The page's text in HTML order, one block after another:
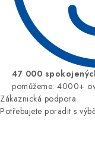
47 000
pomůžeme: 4000+
Zákaznická podpora
Potřebujete poradit s